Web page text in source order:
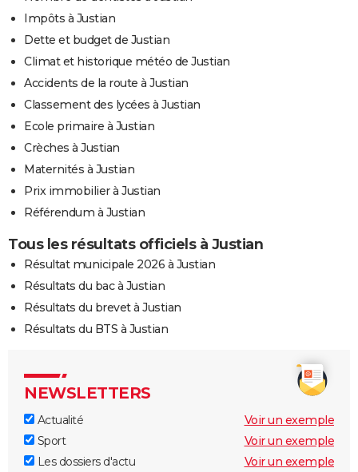
Impôts à Justian
Dette et budget de Justian
Climat et historique météo de Justian
Accidents de la route à Justian
Classement des lycées à Justian
Ecole primaire à Justian
Crèches à Justian
Maternités à Justian
Prix immobilier à Justian
Référendum à Justian
Tous les résultats officiels à Justian
Résultat municipale 2026 à Justian
Résultats du bac à Justian
Résultats du brevet à Justian
Résultats du BTS à Justian
NEWSLETTERS
Actualité
Voir un exemple
Sport
Voir un exemple
Les dossiers d'actu
Voir un exemple